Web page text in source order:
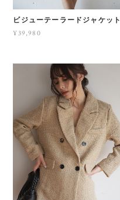
ビジューテーラードジャケット
¥39,980